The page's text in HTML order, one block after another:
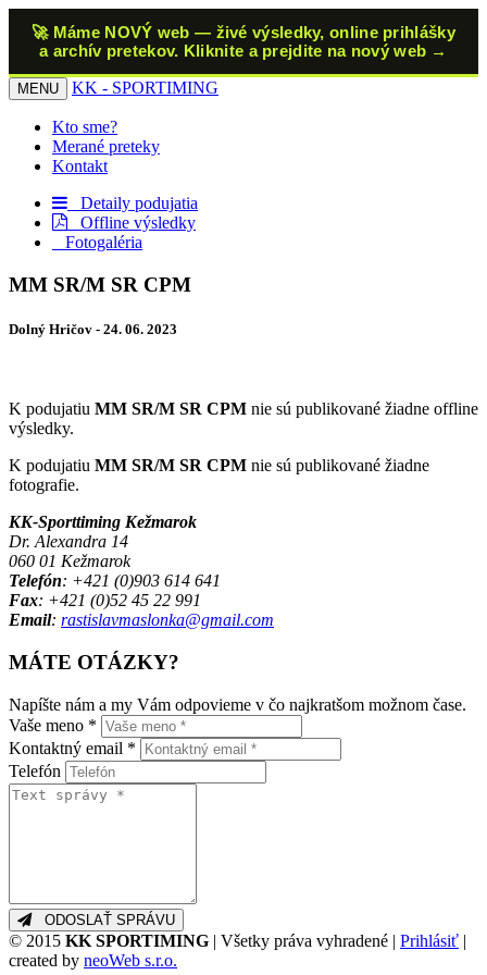
🚀 Máme NOVÝ web — živé výsledky, online prihlášky
a archív pretekov. Kliknite a prejdite na nový web →
MENU KK - SPORTIMING
Kto sme?
Merané preteky
Kontakt
Detaily podujatia
Offline výsledky
Fotogaléria
MM SR/M SR CPM
Dolný Hričov - 24. 06. 2023
K podujatiu MM SR/M SR CPM nie sú publikované žiadne offline
výsledky.
K podujatiu MM SR/M SR CPM nie sú publikované žiadne
fotografie.
This page can't load Google Maps correctly.
Do you own this website?
KK-Sporttiming Kežmarok
Dr. Alexandra 14
060 01 Kežmarok
Telefón: +421 (0)903 614 641
Fax: +421 (0)52 45 22 991
Email: rastislavmaslonka@gmail.com
MÁTE OTÁZKY?
Napíšte nám a my Vám odpovieme v čo najkratšom možnom čase.
Vaše meno *
Kontaktný email *
Telefón
ODOSLAŤ SPRÁVU
© 2015 KK SPORTIMING | Všetky práva vyhradené | Prihlásiť |
created by neoWeb s.r.o.